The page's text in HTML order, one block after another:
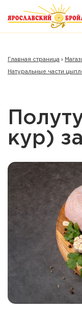
Главная страница ›
Натуральные части
кур)